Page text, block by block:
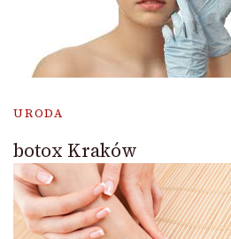
URODA
botox Kraków